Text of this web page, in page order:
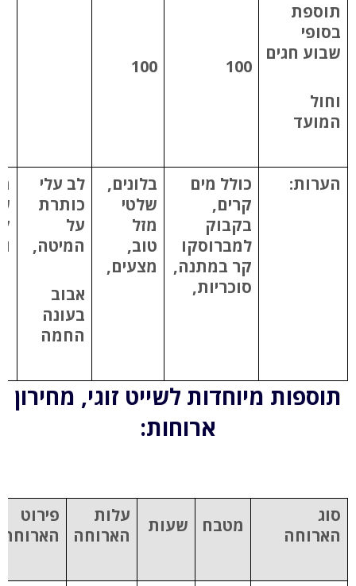
תוספת
בסופי
שבוע חגים
וחול
המועד
100
100
הערות:
כולל מים
קרים,
בקבוק
למברוסקו
קר במתנה,
סוכריות,
בלונים,
שלטי
מזל
טוב,
מצעים,
לב עלי
כותרת
על
המיטה,
אבוב
בעונה
החמה
תוספות מיוחדות לשייט זוגי, מחירון
ארוחות:
סוג
הארוחה
מטבח שעות
עלות
הארוחה
פירוט
הארוחה